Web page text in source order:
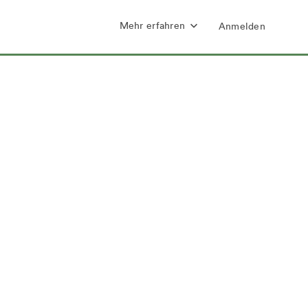
Mehr erfahren Anmelden